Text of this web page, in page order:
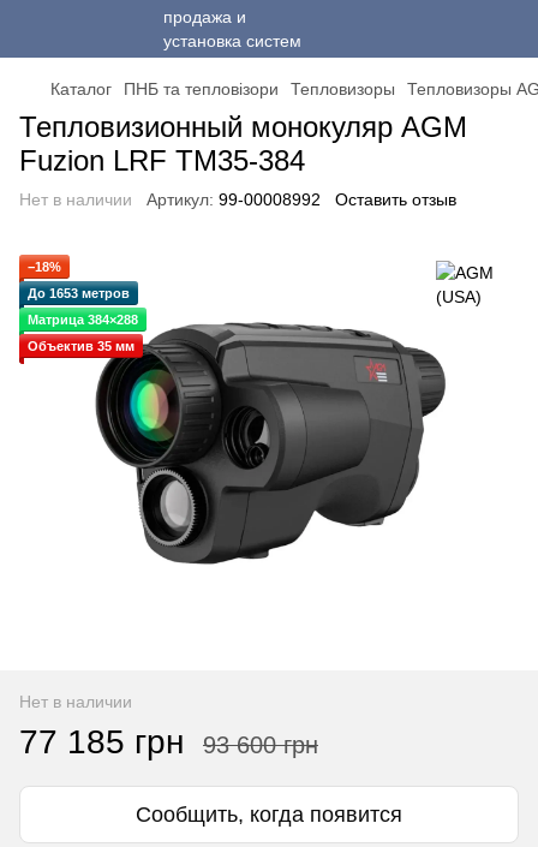
Каталог ПНБ та тепловізори Тепловизоры Тепловизоры
Тепловизионный монокуляр AGM
Fuzion LRF TM35-384
Нет в наличии Артикул: 99-00008992 Оставить отзыв
−18%
До 1653 метров
Матрица 384×288
Объектив 35 мм
Нет в наличии
77 185 грн 93 600 грн
Сообщить, когда появится